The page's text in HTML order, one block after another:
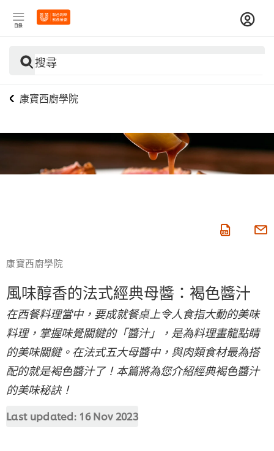
目錄
搜尋
康寶西廚學院
康寶西廚學院
風味醇香的法式經典母醬：褐色醬汁
在西餐料理當中，要成就餐桌上令人食指大動的美味
料理，掌握味覺關鍵的「醬汁」，是為料理畫龍點睛
的美味關鍵。在法式五大母醬中，與肉類食材最為搭
配的就是褐色醬汁了！本篇將為您介紹經典褐色醬汁
的美味秘訣！
Last updated: 16 Nov 2023